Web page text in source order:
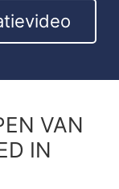
VAN
IN